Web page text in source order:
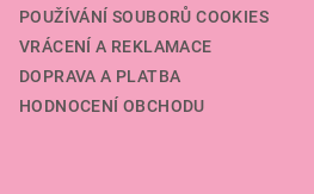
POUŽÍVÁNÍ SOUBORŮ COOKIES
VRÁCENÍ A REKLAMACE
DOPRAVA A PLATBA
HODNOCENÍ OBCHODU